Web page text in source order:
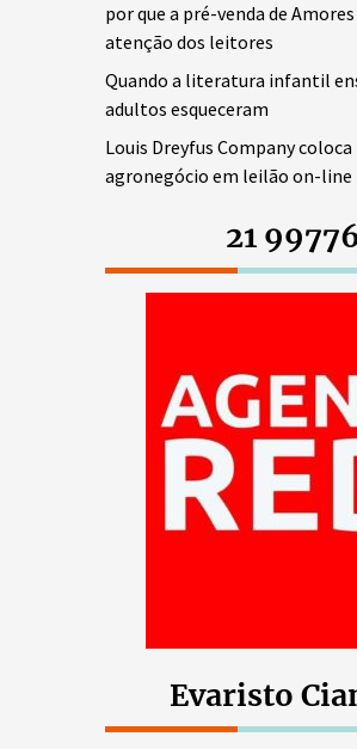
por que a pré-venda de
atenção dos leitores
Quando a literatura infantil
adultos esqueceram
Louis Dreyfus Company
agronegócio em leilão on-line
21
Evaristo